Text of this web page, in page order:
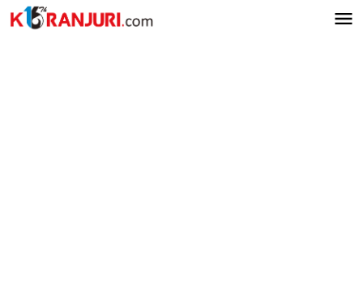
Lewati
ke